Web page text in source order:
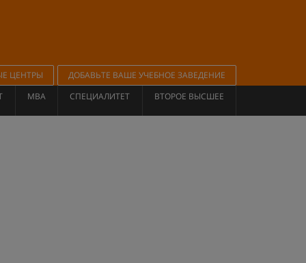
ЦЕНТРЫ
ДОБАВЬТЕ ВАШЕ УЧЕБНОЕ ЗАВЕДЕНИЕ
MBA СПЕЦИАЛИТЕТ ВТОРОЕ ВЫСШЕЕ